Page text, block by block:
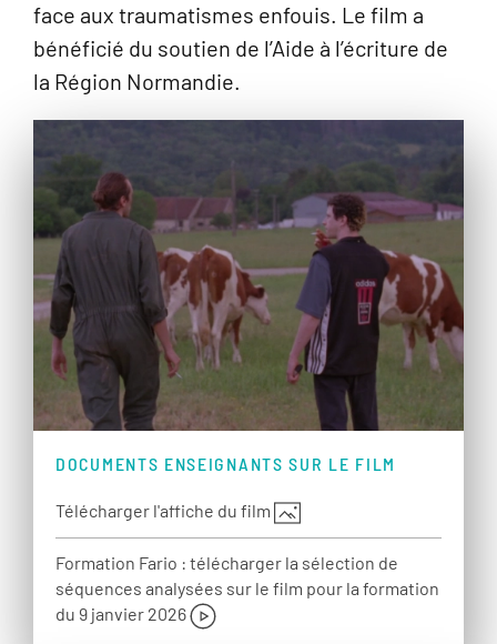
face aux traumatismes enfouis. Le film a
bénéficié du soutien de l’Aide à l’écriture de
la Région Normandie.
DOCUMENTS ENSEIGNANTS SUR LE FILM
Télécharger l'affiche du film
Formation Fario : télécharger la sélection de
séquences analysées sur le film pour la formation
du 9 janvier 2026